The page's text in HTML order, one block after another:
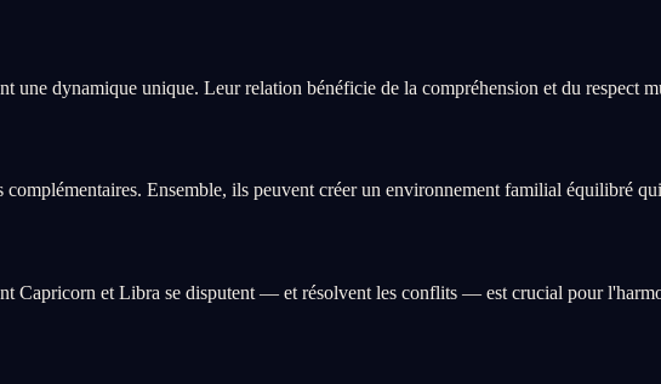
une dynamique unique. Leur relation bénéficie de la compréhension et du respect
Ensemble, ils peuvent créer un environnement familial équilibré
Capricorn et Libra se disputent — et résolvent les conflits — est crucial pour